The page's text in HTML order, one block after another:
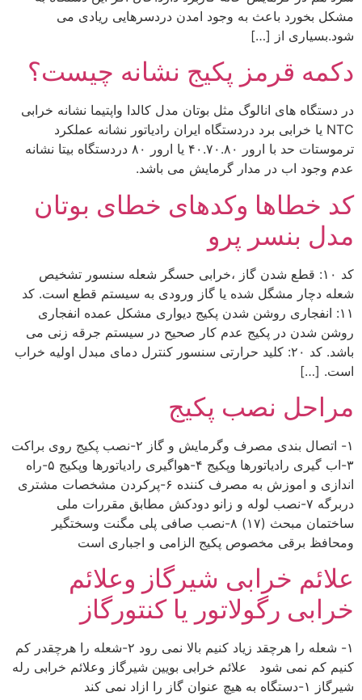
مشکل بخورد باعث به وجود امدن دردسرهایی ریادی می
شود.بسیاری از […]
دکمه قرمز پکیج نشانه چیست؟
در دستگاه های انالوگ مثل بوتان مدل کالدا واپتیما نشانه خرابی
NTC یا خرابی برد دردستگاه ایران رادیاتور نشانه عملکرد
ترموستات حد با ارور ۴۰.۷۰.۸۰ یا ارور ۸۰ دردستگاه بیتا نشانه
عدم وجود اب در مدار گرمایش می باشد.
کد خطاها وکدهای خطای بوتان
مدل بنسر پرو
کد ۱۰: قطع شدن گاز ،خرابی حسگر شعله سنسور تشخیص
شعله دچار مشگل شده یا گاز ورودی به سیستم قطع است. کد
۱۱: انفجاری روشن شدن پکیج دیواری مشکل عمده انفجاری
روشن شدن در پکیج عدم کار صحیح در سیستم جرقه زنی می
باشد. کد ۲۰: کلید حرارتی سنسور کنترل دمای مبدل اولیه خراب
است. […]
مراحل نصب پکیج
۱- اتصال بندی مصرف وگرمایش و گاز ۲-نصب پکیج روی براکت
۳-اب گیری رادیاتورها وپکیج ۴-هواگیری رادیاتورها وپکیج ۵-راه
اندازی و اموزش به مصرف کننده ۶-پرکردن مشخصات مشتری
دربرگه ۷-نصب لوله و زانو دودکش مطابق مقررات ملی
ساختمان مبحث (۱۷) ۸-نصب صافی پلی مگنت وسختگیر
ومحافظ برقی مخصوص پکیج الزامی و اجباری است
علائم خرابی شیرگاز وعلائم
خرابی رگولاتور یا کنتورگاز
۱- شعله را هرچقد زیاد کنیم بالا نمی رود ۲-شعله را هرچقدر کم
کنیم کم نمی شود علائم خرابی بویین شیرگاز وعلائم خرابی رله
شیرگاز ۱-دستگاه به هیچ عنوان گاز را ازاد نمی کند